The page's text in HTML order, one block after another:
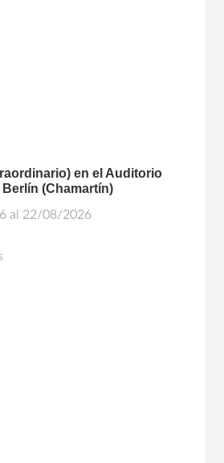
en el Auditorio
(Chamartín)
al 22/08/2026